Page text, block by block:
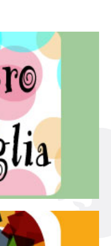
di teatro concepita
teatro all’intera